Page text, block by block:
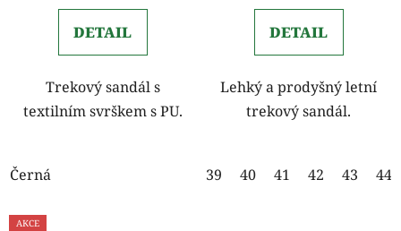
DETAIL
Trekový sandál s
textilním svrškem s PU.
Černá
DETAIL
Lehký a prodyšný letní
trekový sandál.
39 40 41 42 43 44
AKCE